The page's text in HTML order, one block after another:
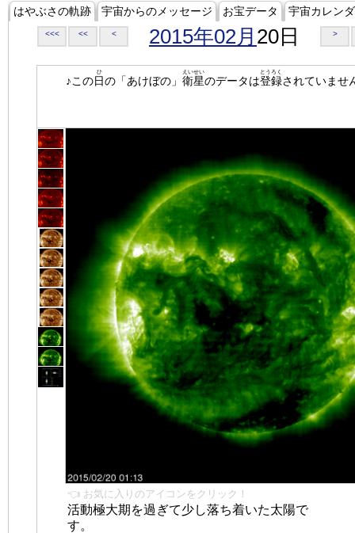
はやぶさの軌跡 宇宙からのメッセージ お宝データ 宇宙カレン
<<< << < 2015年02月 20日 >
♪この日
ひ
の「あけぼの」 衛星
えいせい
のデータは登録
とうろく
されていませ
👈 お気に入りのアイコンをクリック！
活動極大期を過ぎて少し落ち着いた太陽で
す。